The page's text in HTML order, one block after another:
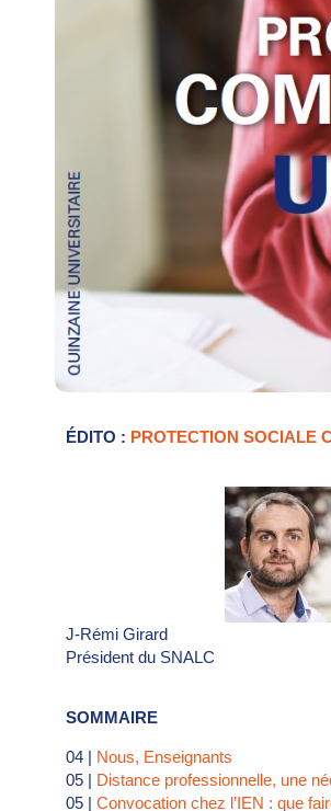
ÉDITO : PROTECTION SOCIALE
J-Rémi Girard
Président du SNALC
SOMMAIRE
04 | Nous, Enseignants
05 | Distance professionnelle, une
05 | Convocation chez l’IEN : que